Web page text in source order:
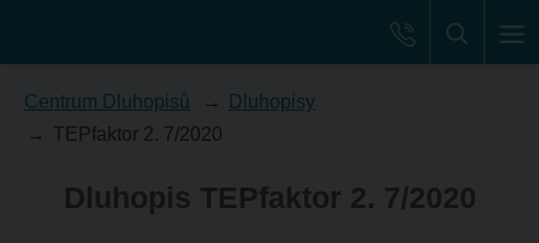
Centrum Dluhopisů
Dluhopisy
TEPfaktor 2. 7/2020
Dluhopis TEPfaktor 2. 7/2020